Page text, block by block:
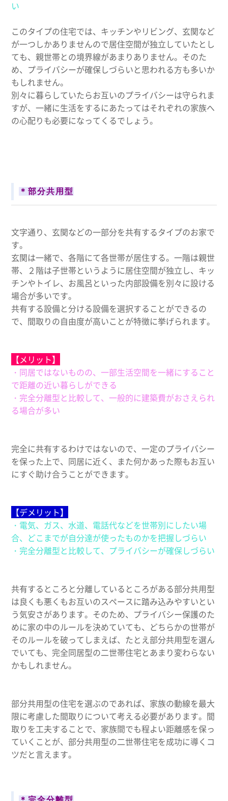
い
このタイプの住宅では、キッチンやリビング、玄関など
が一つしかありませんので居住空間が独立していたとし
ても、親世帯との境界線があまりありません。そのた
め、プライバシーが確保しづらいと思われる方も多いか
もしれません。
別々に暮らしていたらお互いのプライバシーは守られま
すが、一緒に生活をするにあたってはそれぞれの家族へ
の心配りも必要になってくるでしょう。
＊部分共用型
文字通り、玄関などの一部分を共有するタイプのお家で
す。
玄関は一緒で、各階にて各世帯が居住する。一階は親世
帯、２階は子世帯というように居住空間が独立し、キッ
チンやトイレ、お風呂といった内部設備を別々に設ける
場合が多いです。
共有する設備と分ける設備を選択することができるの
で、間取りの自由度が高いことが特徴に挙げられます。
【メリット】
・同居ではないものの、一部生活空間を一緒にすること
で距離の近い暮らしができる
・完全分離型と比較して、一般的に建築費がおさえられ
る場合が多い
完全に共有するわけではないので、一定のプライバシー
を保った上で、同居に近く、また何かあった際もお互い
にすぐ助け合うことができます。
【デメリット】
・電気、ガス、水道、電話代などを世帯別にしたい場
合、どこまでが自分達が使ったものかを把握しづらい
・完全分離型と比較して、プライバシーが確保しづらい
共有するところと分離しているところがある部分共用型
は良くも悪くもお互いのスペースに踏み込みやすいとい
う気安さがあります。そのため、プライバシー保護のた
めに家の中のルールを決めていても、どちらかの世帯が
そのルールを破ってしまえば、たとえ部分共用型を選ん
でいても、完全同居型の二世帯住宅とあまり変わらない
かもしれません。
部分共用型の住宅を選ぶのであれば、家族の動線を最大
限に考慮した間取りについて考える必要があります。間
取りを工夫することで、家族間でも程よい距離感を保っ
ていくことが、部分共用型の二世帯住宅を成功に導くコ
ツだと言えます。